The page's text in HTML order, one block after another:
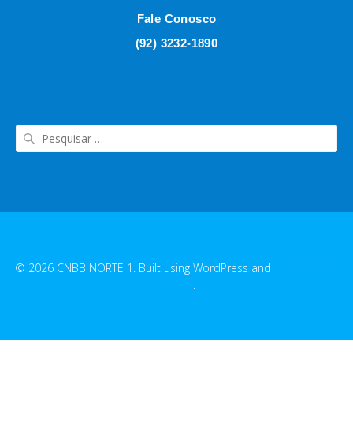
Fale Conosco
(92) 3232-1890
© 2026 CNBB NORTE 1. Built using WordPress and